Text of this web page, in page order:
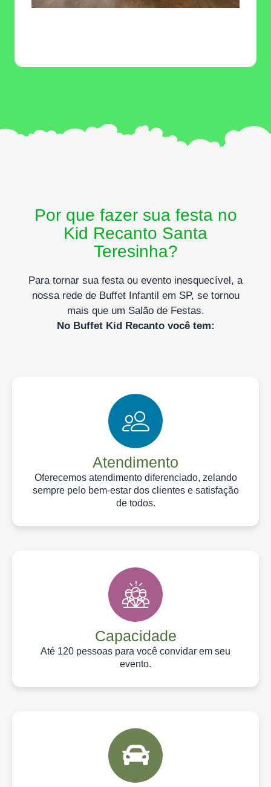
Por que fazer sua festa no
Kid Recanto Santa
Teresinha?
Para tornar sua festa ou evento inesquecível, a
nossa rede de Buffet Infantil em SP, se tornou
mais que um Salão de Festas.
No Buffet Kid Recanto você tem:
Atendimento
Oferecemos atendimento diferenciado, zelando
sempre pelo bem-estar dos clientes e satisfação
de todos.
Capacidade
Até 120 pessoas para você convidar em seu
evento.